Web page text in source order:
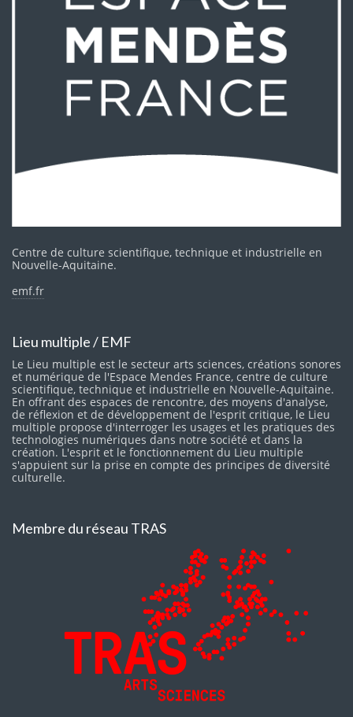
Centre de culture scientifique, technique et industrielle en
Nouvelle-Aquitaine.
emf.fr
Lieu multiple / EMF
Le Lieu multiple est le secteur arts sciences, créations sonores
et numérique de l'Espace Mendes France, centre de culture
scientifique, technique et industrielle en Nouvelle-Aquitaine.
En offrant des espaces de rencontre, des moyens d'analyse,
de réflexion et de développement de l'esprit critique, le Lieu
multiple propose d'interroger les usages et les pratiques des
technologies numériques dans notre société et dans la
création. L'esprit et le fonctionnement du Lieu multiple
s'appuient sur la prise en compte des principes de diversité
culturelle.
Membre du réseau TRAS